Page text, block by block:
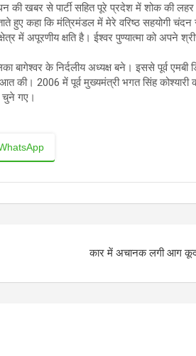
की खबर से पार्टी सहित पूरे प्रदेश में शोक की
हुए कहा कि मंत्रिमंडल में मेरे वरिष्ठ सहयोगी चंदन
अपूरणीय क्षति है। ईश्वर पुण्यात्मा को अपने
के निर्दलीय अध्यक्ष बने। इससे पूर्व एमबी
की। 2006 में पूर्व मुख्यमंत्री भगत सिंह कोश्यारी
चुने गए।
कार में अचानक लगी आग